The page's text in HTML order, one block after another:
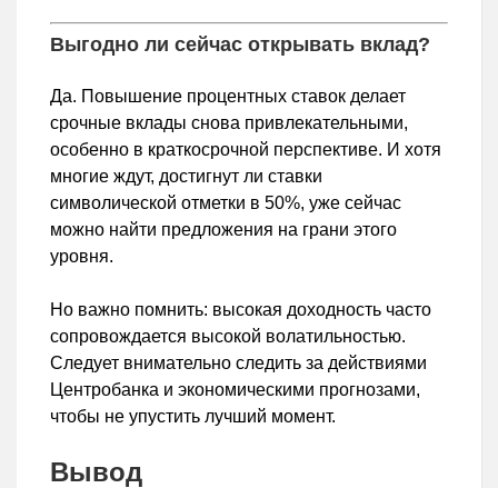
Выгодно ли сейчас открывать вклад?
Да. Повышение процентных ставок делает
срочные вклады снова привлекательными,
особенно в краткосрочной перспективе. И хотя
многие ждут, достигнут ли ставки
символической отметки в 50%, уже сейчас
можно найти предложения на грани этого
уровня.
Но важно помнить: высокая доходность часто
сопровождается высокой волатильностью.
Следует внимательно следить за действиями
Центробанка и экономическими прогнозами,
чтобы не упустить лучший момент.
Вывод